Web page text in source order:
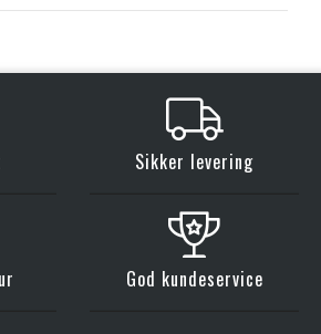
Sikker levering
God kundeservice